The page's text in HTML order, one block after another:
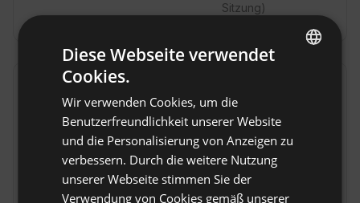
Sitzung)
Mahlzeiten
Was du vor Ort essen kannst
Frühstück(50
PLN / pro Person
pro Tag)
Spätes
Mittag-/Abendessen
(80 PLN / pro
Person pro Tag)
GERMAN
Diese Webseite verwendet
Cookies.
Wir verwenden Cookies, um die
Benutzerfreundlichkeit unserer Website
und die Personalisierung von Anzeigen zu
verbessern. Durch die weitere Nutzung
unserer Webseite stimmen Sie der
Verwendung von Cookies gemäß unserer